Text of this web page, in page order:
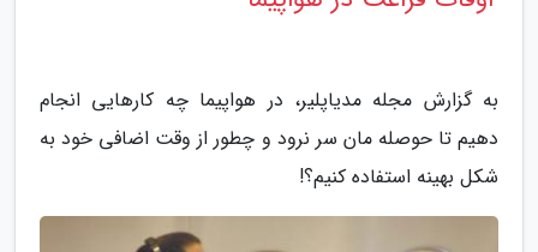
به گزارش مجله مدیاپلیر، در هواپیما چه کارهایی انجام
دهیم تا حوصله مان سر نرود و چطور از وقت اضافی خود به
شکل بهینه استفاده کنیم؟!